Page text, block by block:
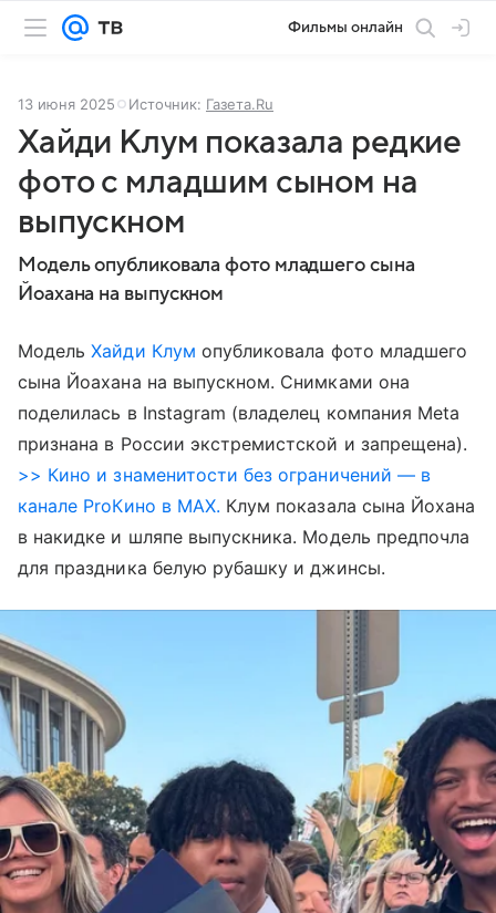
Фильмы онлайн
13 июня 2025 Источник: Газета.Ru
Хайди Клум показала редкие
фото с младшим сыном на
выпускном
Модель опубликовала фото младшего сына
Йоахана на выпускном
МодельХайди Клум опубликовала фото младшего
сына Йоахана на выпускном. Снимками она
поделилась в Instagram (владелец компания Meta
признана в России экстремистской и запрещена).
>> Кино и знаменитости без ограничений — в
канале ProКино в MAX. Клум показала сына Йохана
в накидке и шляпе выпускника. Модель предпочла
для праздника белую рубашку и джинсы.